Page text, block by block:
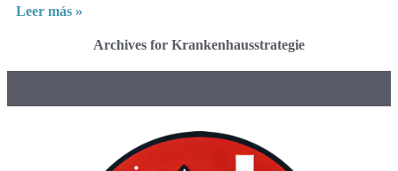
Leer más »
Archives for Krankenhausstrategie